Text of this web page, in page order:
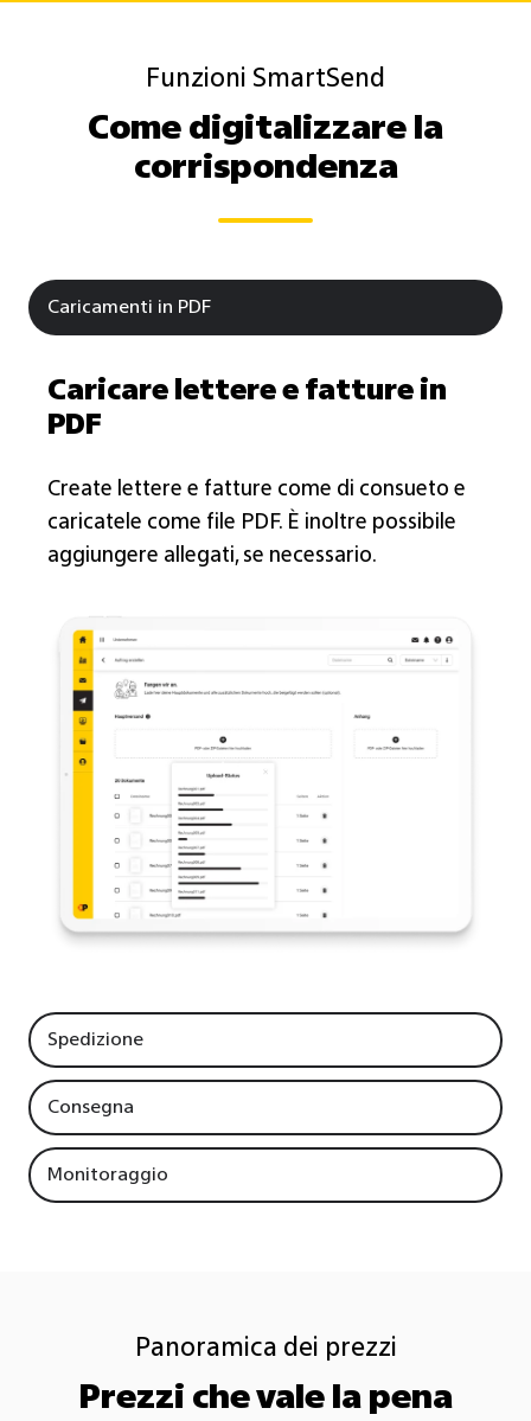
Funzioni SmartSend
Come digitalizzare la
corrispondenza
Caricamenti in PDF
Caricare lettere e fatture in
PDF
Create lettere e fatture come di consueto e
caricatele come file PDF. È inoltre possibile
aggiungere allegati, se necessario.
Spedizione
Consegna
Monitoraggio
Panoramica dei prezzi
Prezzi che vale la pena